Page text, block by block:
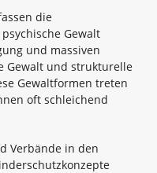
die
Gewalt
und massiven
Gewalt und strukturelle
Gewaltformen treten
oft schleichend
Verbände in den